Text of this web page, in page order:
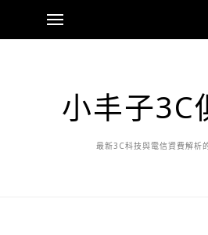
小丰子3C
最新3C科技與電信資費解析